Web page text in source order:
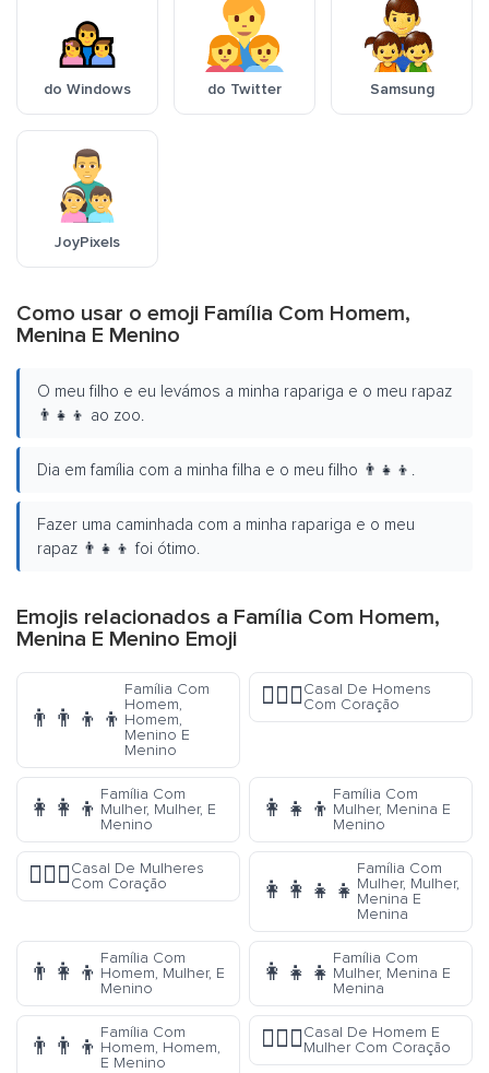
do Windows do Twitter Samsung
JoyPixels
Como usar o emoji Família Com Homem,
Menina E Menino
O meu filho e eu levámos a minha rapariga e o meu rapaz
👨‍👧‍👦 ao zoo.
Dia em família com a minha filha e o meu filho 👨‍👧‍👦.
Fazer uma caminhada com a minha rapariga e o meu
rapaz 👨‍👧‍👦 foi ótimo.
Emojis relacionados a Família Com Homem,
Menina E Menino Emoji
👨‍👨‍👦‍👦
Família Com
Homem,
Homem,
Menino E
Menino
👨‍❤️‍👨Casal De Homens
Com Coração
👩‍👩‍👦
Família Com
Mulher, Mulher, E
Menino
👩‍👧‍👦
Família Com
Mulher, Menina E
Menino
👩‍❤️‍👩Casal De Mulheres
Com Coração
👩‍👩‍👧‍👧
Família Com
Mulher, Mulher,
Menina E
Menina
👨‍👩‍👦
Família Com
Homem, Mulher, E
Menino
👩‍👧‍👧
Família Com
Mulher, Menina E
Menina
👨‍👨‍👦
Família Com
Homem, Homem,
E Menino
👩‍❤️‍👨Casal De Homem E
Mulher Com Coração